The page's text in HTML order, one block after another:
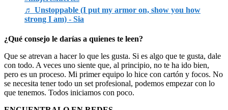
♬ Unstoppable (I put my armor on, show you how
strong I am) - Sia
¿Qué consejo le darías a quienes te leen?
Que se atrevan a hacer lo que les gusta. Si es algo que te gusta, dale
con todo. A veces uno siente que, al principio, no te ha ido bien,
pero es un proceso. Mi primer equipo lo hice con cartón y focos. No
se necesita tener todo un set profesional, podemos empezar con lo
que tenemos. Todos iniciamos con poco.